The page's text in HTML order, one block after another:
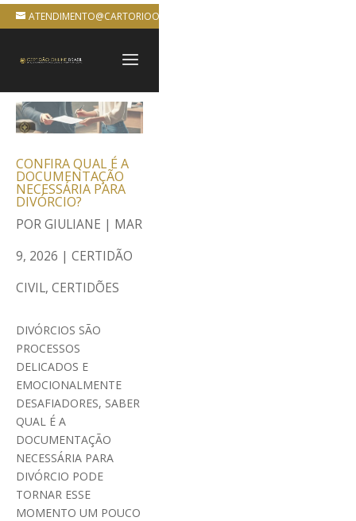
ATENDIMENTO@CARTORIOONLINEBRASIL.COM.BR
CONFIRA QUAL É A
DOCUMENTAÇÃO
NECESSÁRIA PARA
DIVÓRCIO?
PORGIULIANE | MAR
9, 2026 | CERTIDÃO
CIVIL, CERTIDÕES
DIVÓRCIOS SÃO
PROCESSOS
DELICADOS E
EMOCIONALMENTE
DESAFIADORES, SABER
QUAL É A
DOCUMENTAÇÃO
NECESSÁRIA PARA
DIVÓRCIO PODE
TORNAR ESSE
MOMENTO UM POUCO